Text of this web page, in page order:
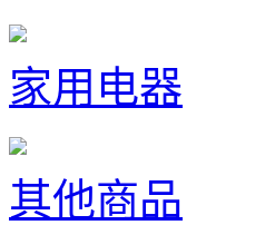
家用电器
其他商品